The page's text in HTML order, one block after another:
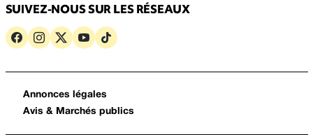
SUIVEZ-NOUS SUR LES RÉSEAUX
Annonces légales
Avis & Marchés publics